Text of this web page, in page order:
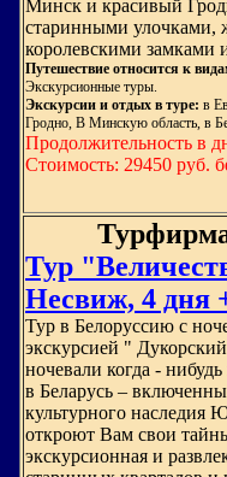
Минск и красивый
старинными улочками,
королевскими замками
Путешествие относится к
Экскурсионные туры.
Экскурсии и отдых в туре: в
Гродно, В Минскую область, в
Продолжительность в
Стоимость: 29450 руб.
Тур
Несвиж, 4 дня
Тур в Белоруссию с
экскурсией "
ночевали когда -
в Беларусь –
культурного
откроют Вам свои
экскурсионная и